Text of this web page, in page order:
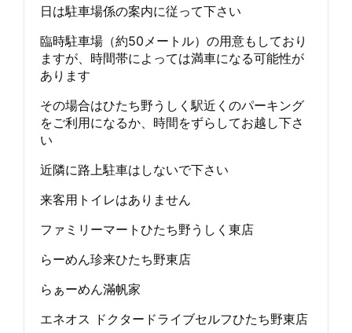
日は駐車場係の案内に従って下さい
臨時駐車場（約50メートル）の用意もしており
ますが、時間帯によっては満車になる可能性が
あります
その場合はひたち野うしく駅近くのパーキング
をご利用になるか、時間をずらしてお越し下さ
い
近隣に路上駐車はしないで下さい
来客用トイレはありません
ファミリーマートひたち野うしく東店
らーめん珍来ひたち野東店
らぁーめん滿帆家
エネオス ドクタードライブセルフひたち野東店